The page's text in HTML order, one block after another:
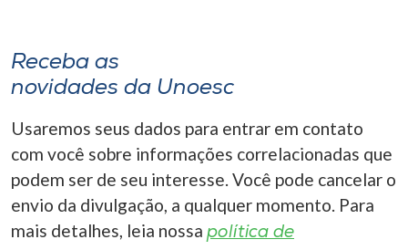
Receba as
novidades da Unoesc
Usaremos seus dados para entrar em contato
com você sobre informações correlacionadas que
podem ser de seu interesse. Você pode cancelar o
envio da divulgação, a qualquer momento. Para
mais detalhes, leia nossa política de